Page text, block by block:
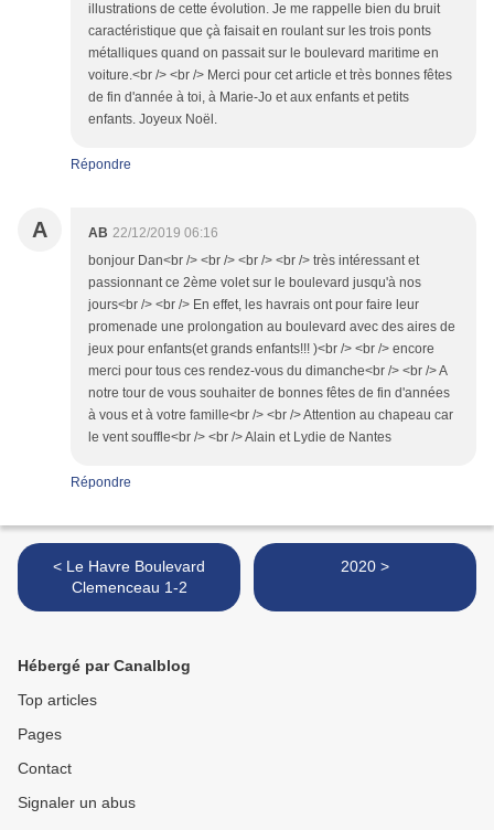
illustrations de cette évolution. Je me rappelle bien du bruit
caractéristique que çà faisait en roulant sur les trois ponts
métalliques quand on passait sur le boulevard maritime en
voiture.<br /> <br /> Merci pour cet article et très bonnes fêtes
de fin d'année à toi, à Marie-Jo et aux enfants et petits
enfants. Joyeux Noël.
Répondre
A AB 22/12/2019 06:16
bonjour Dan<br /> <br /> <br /> <br /> très intéressant et
passionnant ce 2ème volet sur le boulevard jusqu'à nos
jours<br /> <br /> En effet, les havrais ont pour faire leur
promenade une prolongation au boulevard avec des aires de
jeux pour enfants(et grands enfants!!! )<br /> <br /> encore
merci pour tous ces rendez-vous du dimanche<br /> <br /> A
notre tour de vous souhaiter de bonnes fêtes de fin d'années
à vous et à votre famille<br /> <br /> Attention au chapeau car
le vent souffle<br /> <br /> Alain et Lydie de Nantes
Répondre
< Le Havre Boulevard
Clemenceau 1-2
2020 >
Hébergé par Canalblog
Top articles
Pages
Contact
Signaler un abus